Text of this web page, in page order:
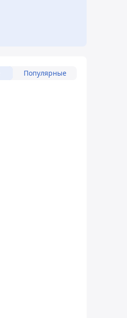
Популярные